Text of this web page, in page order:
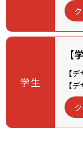
学生
【
【
【